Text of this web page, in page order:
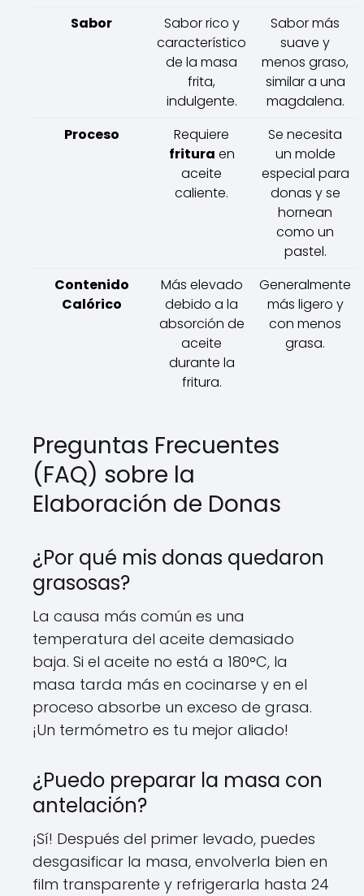
Sabor
Sabor rico y
característico
de la masa
frita,
indulgente.
Sabor más
suave y
menos graso,
similar a una
magdalena.
Proceso
Requiere
fritura en
aceite
caliente.
Se necesita
un molde
especial para
donas y se
hornean
como un
pastel.
Contenido
Calórico
Más elevado
debido a la
absorción de
aceite
durante la
fritura.
Generalmente
más ligero y
con menos
grasa.
Preguntas Frecuentes
(FAQ) sobre la
Elaboración de Donas
¿Por qué mis donas quedaron
grasosas?
La causa más común es una
temperatura del aceite demasiado
baja. Si el aceite no está a 180°C, la
masa tarda más en cocinarse y en el
proceso absorbe un exceso de grasa.
¡Un termómetro es tu mejor aliado!
¿Puedo preparar la masa con
antelación?
¡Sí! Después del primer levado, puedes
desgasificar la masa, envolverla bien en
film transparente y refrigerarla hasta 24